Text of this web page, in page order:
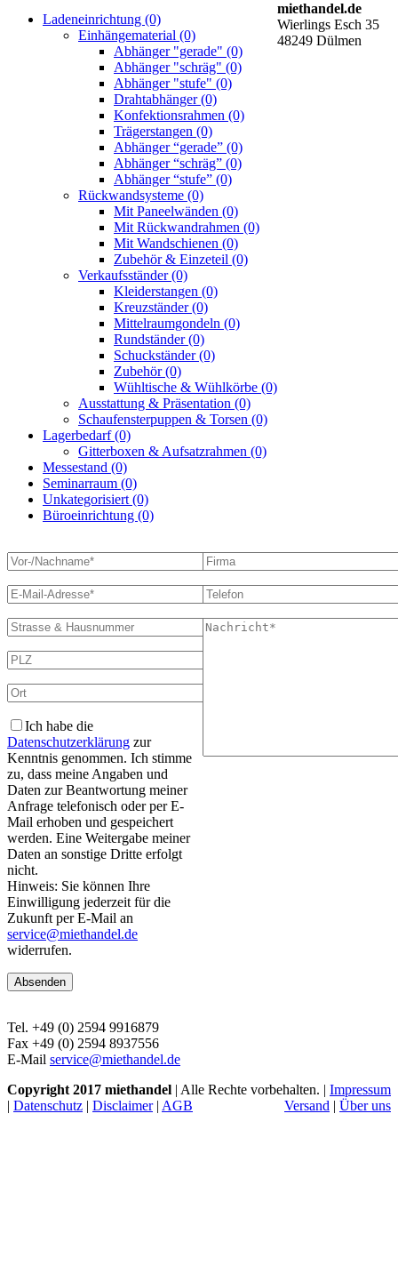
Ladeneinrichtung (0)
Einhängematerial (0)
Abhänger "gerade" (0)
Abhänger "schräg" (0)
Abhänger "stufe" (0)
Drahtabhänger (0)
Konfektionsrahmen (0)
Trägerstangen (0)
Abhänger “gerade” (0)
Abhänger “schräg” (0)
Abhänger “stufe” (0)
Rückwandsysteme (0)
Mit Paneelwänden (0)
Mit Rückwandrahmen (0)
Mit Wandschienen (0)
Zubehör & Einzeteil (0)
Verkaufsständer (0)
Kleiderstangen (0)
Kreuzständer (0)
Mittelraumgondeln (0)
Rundständer (0)
Schuckständer (0)
Zubehör (0)
Wühltische & Wühlkörbe (0)
Ausstattung & Präsentation (0)
Schaufensterpuppen & Torsen (0)
Lagerbedarf (0)
Gitterboxen & Aufsatzrahmen (0)
Messestand (0)
Seminarraum (0)
Unkategorisiert (0)
Büroeinrichtung (0)
Ich habe die
Datenschutzerklärung zur
Kenntnis genommen. Ich stimme
zu, dass meine Angaben und
Daten zur Beantwortung meiner
Anfrage telefonisch oder per E-
Mail erhoben und gespeichert
werden. Eine Weitergabe meiner
Daten an sonstige Dritte erfolgt
nicht.
Hinweis: Sie können Ihre
Einwilligung jederzeit für die
Zukunft per E-Mail an
service@miethandel.de
widerrufen.
miethandel.de
Wierlings Esch 35
48249 Dülmen
Tel. +49 (0) 2594 9916879
Fax +49 (0) 2594 8937556
E-Mail service@miethandel.de
Copyright 2017 miethandel | Alle Rechte vorbehalten. | Impressum
| Datenschutz | Disclaimer| AGB Versand | Über uns